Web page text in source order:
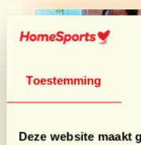
Toestemming
Deze website maakt